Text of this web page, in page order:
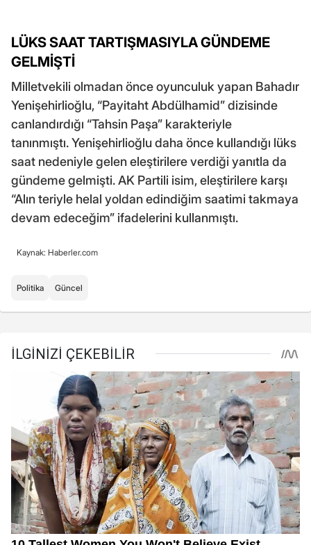
LÜKS SAAT TARTIŞMASIYLA GÜNDEME
GELMİŞTİ
Milletvekili olmadan önce oyunculuk yapan Bahadır
Yenişehirlioğlu, “Payitaht Abdülhamid” dizisinde
canlandırdığı “Tahsin Paşa” karakteriyle
tanınmıştı. Yenişehirlioğlu daha önce kullandığı lüks
saat nedeniyle gelen eleştirilere verdiği yanıtla da
gündeme gelmişti. AK Partili isim, eleştirilere karşı
“Alın teriyle helal yoldan edindiğim saatimi takmaya
devam edeceğim” ifadelerini kullanmıştı.
Kaynak: Haberler.com
Politika Güncel